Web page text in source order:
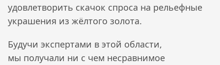
удовлетворить скачок спроса на рельефные
украшения из жёлтого золота.
Будучи экспертами в этой области,
мы получали ни с чем несравнимое